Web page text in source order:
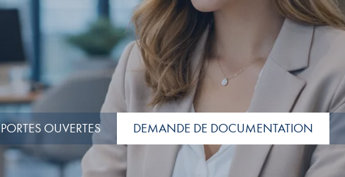
PORTES OUVERTES DEMANDE DE DOCUMENTATION